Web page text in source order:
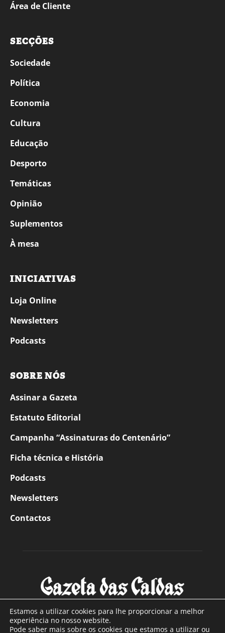
Área de Cliente
SECÇÕES
Sociedade
Política
Economia
Cultura
Educação
Desporto
Temáticas
Opinião
Suplementos
À mesa
INICIATIVAS
Loja Online
Newsletters
Podcasts
SOBRE NÓS
Assinar a Gazeta
Estatuto Editorial
Campanha “Assinaturas do Centenário”
Ficha técnica e História
Podcasts
Newsletters
Contactos
Estamos a utilizar cookies para lhe proporcionar a melhor
experiência no nosso website.
Pode saber mais sobre os cookies que estamos a utilizar ou